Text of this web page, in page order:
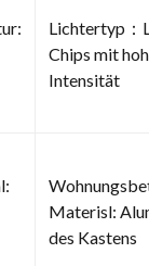
Lichtertyp：
Chips mit
Intensität
Materisl:
des Kastens